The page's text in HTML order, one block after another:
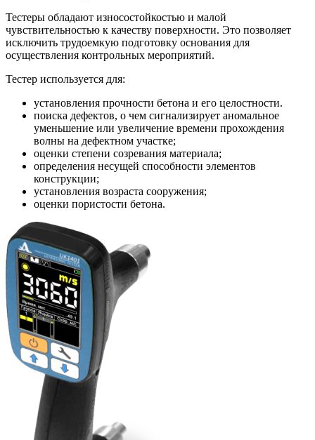
Тестеры обладают износостойкостью и малой
чувствительностью к качеству поверхности. Это позволяет
исключить трудоемкую подготовку основания для
осуществления контрольных мероприятий.
Тестер используется для:
установления прочности бетона и его целостности.
поиска дефектов, о чем сигнализирует аномальное
уменьшение или увеличение времени прохождения
волны на дефектном участке;
оценки степени созревания материала;
определения несущей способности элементов
конструкции;
установления возраста сооружения;
оценки пористости бетона.